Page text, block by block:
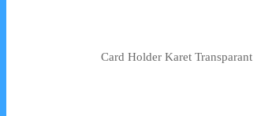
Card Holder Karet Transparant